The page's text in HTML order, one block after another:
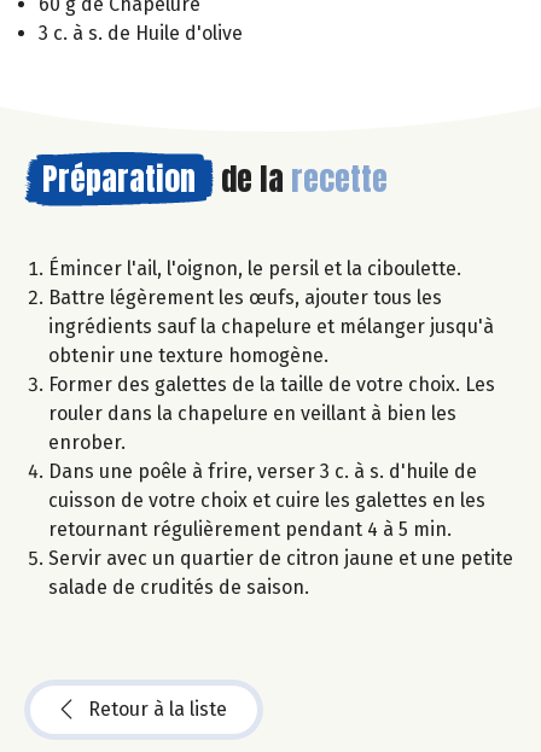
3 c. à s. de Huile d'olive
Préparation de la recette
Émincer l'ail, l'oignon, le persil et la ciboulette.
Battre légèrement les œufs, ajouter tous les
ingrédients sauf la chapelure et mélanger jusqu'à
obtenir une texture homogène.
Former des galettes de la taille de votre choix. Les
rouler dans la chapelure en veillant à bien les
enrober.
Dans une poêle à frire, verser 3 c. à s. d'huile de
cuisson de votre choix et cuire les galettes en les
retournant régulièrement pendant 4 à 5 min.
Servir avec un quartier de citron jaune et une petite
salade de crudités de saison.
Retour à la liste